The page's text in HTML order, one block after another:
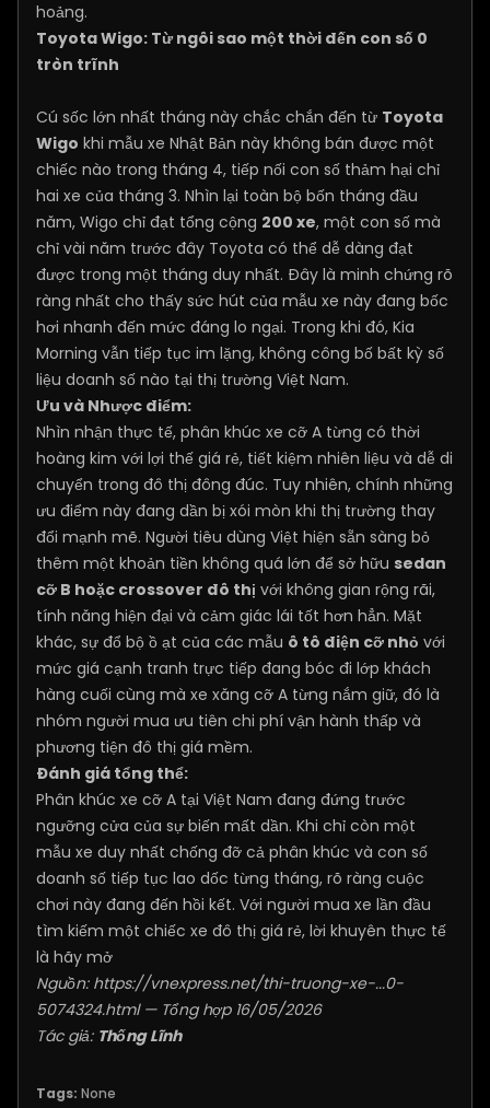
hoảng.
Toyota Wigo: Từ ngôi sao một thời đến con số 0
tròn trĩnh
Cú sốc lớn nhất tháng này chắc chắn đến từ Toyota
Wigo khi mẫu xe Nhật Bản này không bán được một
chiếc nào trong tháng 4, tiếp nối con số thảm hại chỉ
hai xe của tháng 3. Nhìn lại toàn bộ bốn tháng đầu
năm, Wigo chỉ đạt tổng cộng 200 xe, một con số mà
chỉ vài năm trước đây Toyota có thể dễ dàng đạt
được trong một tháng duy nhất. Đây là minh chứng rõ
ràng nhất cho thấy sức hút của mẫu xe này đang bốc
hơi nhanh đến mức đáng lo ngại. Trong khi đó, Kia
Morning vẫn tiếp tục im lặng, không công bố bất kỳ số
liệu doanh số nào tại thị trường Việt Nam.
Ưu và Nhược điểm:
Nhìn nhận thực tế, phân khúc xe cỡ A từng có thời
hoàng kim với lợi thế giá rẻ, tiết kiệm nhiên liệu và dễ di
chuyển trong đô thị đông đúc. Tuy nhiên, chính những
ưu điểm này đang dần bị xói mòn khi thị trường thay
đổi mạnh mẽ. Người tiêu dùng Việt hiện sẵn sàng bỏ
thêm một khoản tiền không quá lớn để sở hữu sedan
cỡ B hoặc crossover đô thị với không gian rộng rãi,
tính năng hiện đại và cảm giác lái tốt hơn hẳn. Mặt
khác, sự đổ bộ ồ ạt của các mẫu ô tô điện cỡ nhỏ với
mức giá cạnh tranh trực tiếp đang bóc đi lớp khách
hàng cuối cùng mà xe xăng cỡ A từng nắm giữ, đó là
nhóm người mua ưu tiên chi phí vận hành thấp và
phương tiện đô thị giá mềm.
Đánh giá tổng thể:
Phân khúc xe cỡ A tại Việt Nam đang đứng trước
ngưỡng cửa của sự biến mất dần. Khi chỉ còn một
mẫu xe duy nhất chống đỡ cả phân khúc và con số
doanh số tiếp tục lao dốc từng tháng, rõ ràng cuộc
chơi này đang đến hồi kết. Với người mua xe lần đầu
tìm kiếm một chiếc xe đô thị giá rẻ, lời khuyên thực tế
là hãy mở
Nguồn: https://vnexpress.net/thi-truong-xe-...0-
5074324.html— Tổng hợp 16/05/2026
Tác giả: Thống Lĩnh
Tags: None